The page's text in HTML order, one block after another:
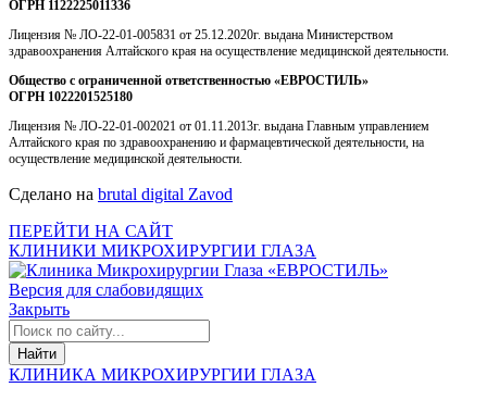
ОГРН 1122225011336
Лицензия № ЛО-22-01-005831 от 25.12.2020г. выдана Министерством
здравоохранения Алтайского края на осуществление медицинской деятельности.
Общество с ограниченной ответственностью «ЕВРОСТИЛЬ»
ОГРН 1022201525180
Лицензия № ЛО-22-01-002021 от 01.11.2013г. выдана Главным управлением
Алтайского края по здравоохранению и фармацевтической деятельности, на
осуществление медицинской деятельности.
Сделано на brutal digital Zavod
ПЕРЕЙТИ НА САЙТ
КЛИНИКИ МИКРОХИРУРГИИ ГЛАЗА
Версия для слабовидящих
Закрыть
КЛИНИКА МИКРОХИРУРГИИ ГЛАЗА